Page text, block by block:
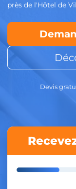
près de l'Hôtel de
Devis